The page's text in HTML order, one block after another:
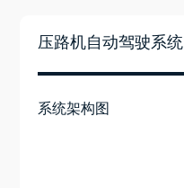
压路机自动驾驶系统
系统架构图